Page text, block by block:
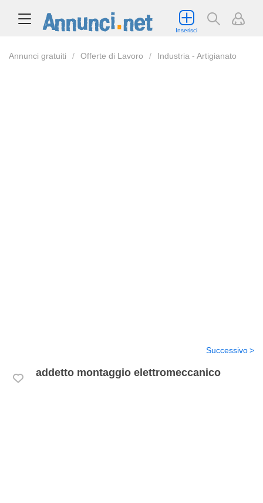
Inserisci
Annunci gratuiti Offerte di Lavoro Industria - Artigianato
addetto montaggio elettromeccanico
Successivo